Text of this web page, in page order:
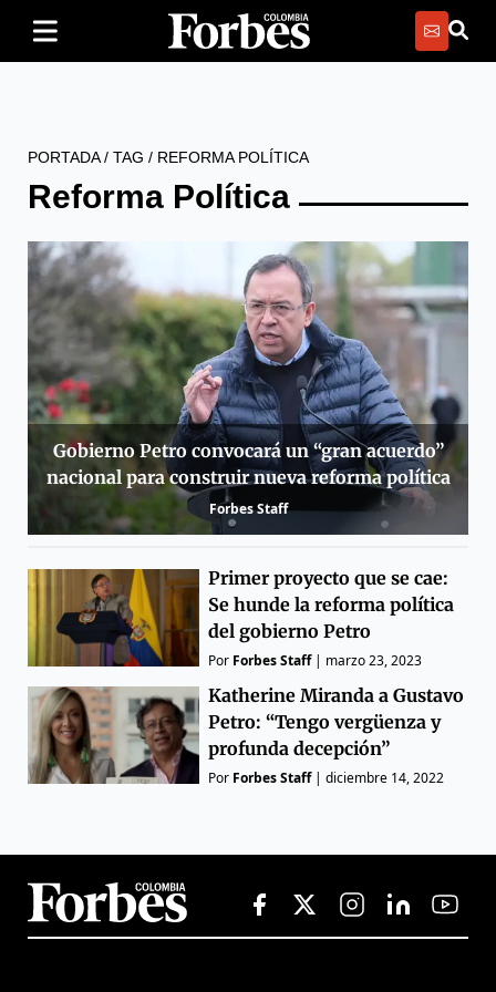
PORTADA/ TAG / REFORMA POLÍTICA
Reforma Política
Gobierno Petro convocará un “gran acuerdo”
nacional para construir nueva reforma política
Forbes Staff
Primer proyecto que se cae:
Se hunde la reforma política
del gobierno Petro
Por Forbes Staff| marzo 23, 2023
Katherine Miranda a Gustavo
Petro: “Tengo vergüenza y
profunda decepción”
Por Forbes Staff|diciembre 14, 2022